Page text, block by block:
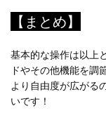
【まとめ】
基本的な操作は以上
ドやその他機能を調
より自由度が広がる
いです！